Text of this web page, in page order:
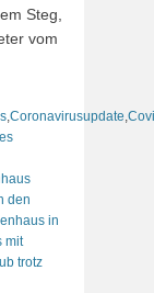
Steg,
vom
Coronavirusupdate
den
in
mit
trotz